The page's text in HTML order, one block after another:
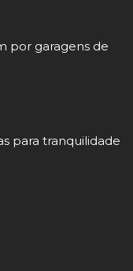
por garagens de
para tranquilidade